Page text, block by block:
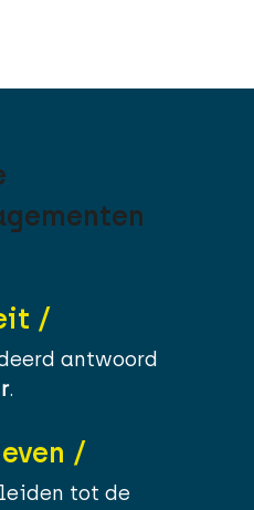
/
antwoord
.
/
tot de